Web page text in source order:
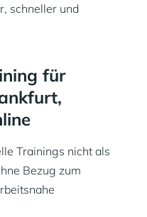
schneller und
für
Trainings nicht als
Bezug zum